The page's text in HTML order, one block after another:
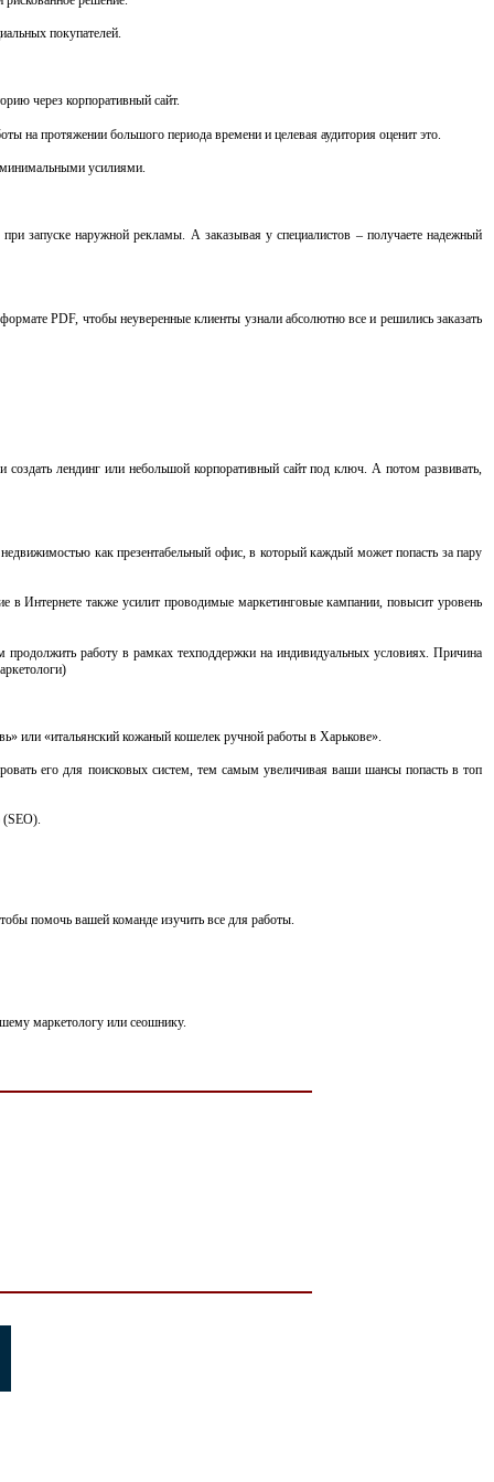
покупателей.
через корпоративный сайт.
на протяжении большого периода времени и целевая аудитория оценит это.
минимальными усилиями.
запуске наружной рекламы. А заказывая у специалистов – получаете надежный
PDF, чтобы неуверенные клиенты узнали абсолютно все и решились заказать
создать лендинг или небольшой корпоративный сайт под ключ. А потом развивать,
как презентабельный офис, в который каждый может попасть за пару
в Интернете также усилит проводимые маркетинговые кампании, повысит уровень
продолжить работу в рамках техподдержки на индивидуальных условиях. Причина
или «итальянский кожаный кошелек ручной работы в Харькове».
его для поисковых систем, тем самым увеличивая ваши шансы попасть в топ
(SEO).
помочь вашей команде изучить все для работы.
маркетологу или сеошнику.